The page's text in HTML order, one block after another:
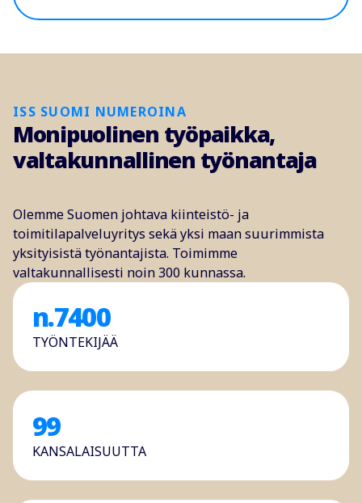
ISS SUOMI NUMEROINA
Monipuolinen työpaikka,
valtakunnallinen työnantaja
Olemme Suomen johtava kiinteistö- ja
toimitilapalveluyritys sekä yksi maan suurimmista
yksityisistä työnantajista. Toimimme
valtakunnallisesti noin 300 kunnassa.
n.7400
TYÖNTEKIJÄÄ
99
KANSALAISUUTTA